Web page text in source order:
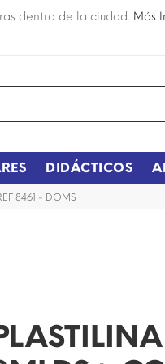
dentro de la ciudad. Más
DIDÁCTICOS
8461 - DOMS